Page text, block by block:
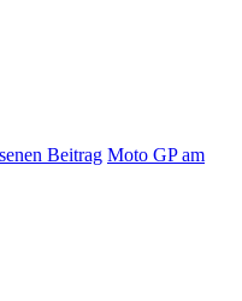
Moto GP am